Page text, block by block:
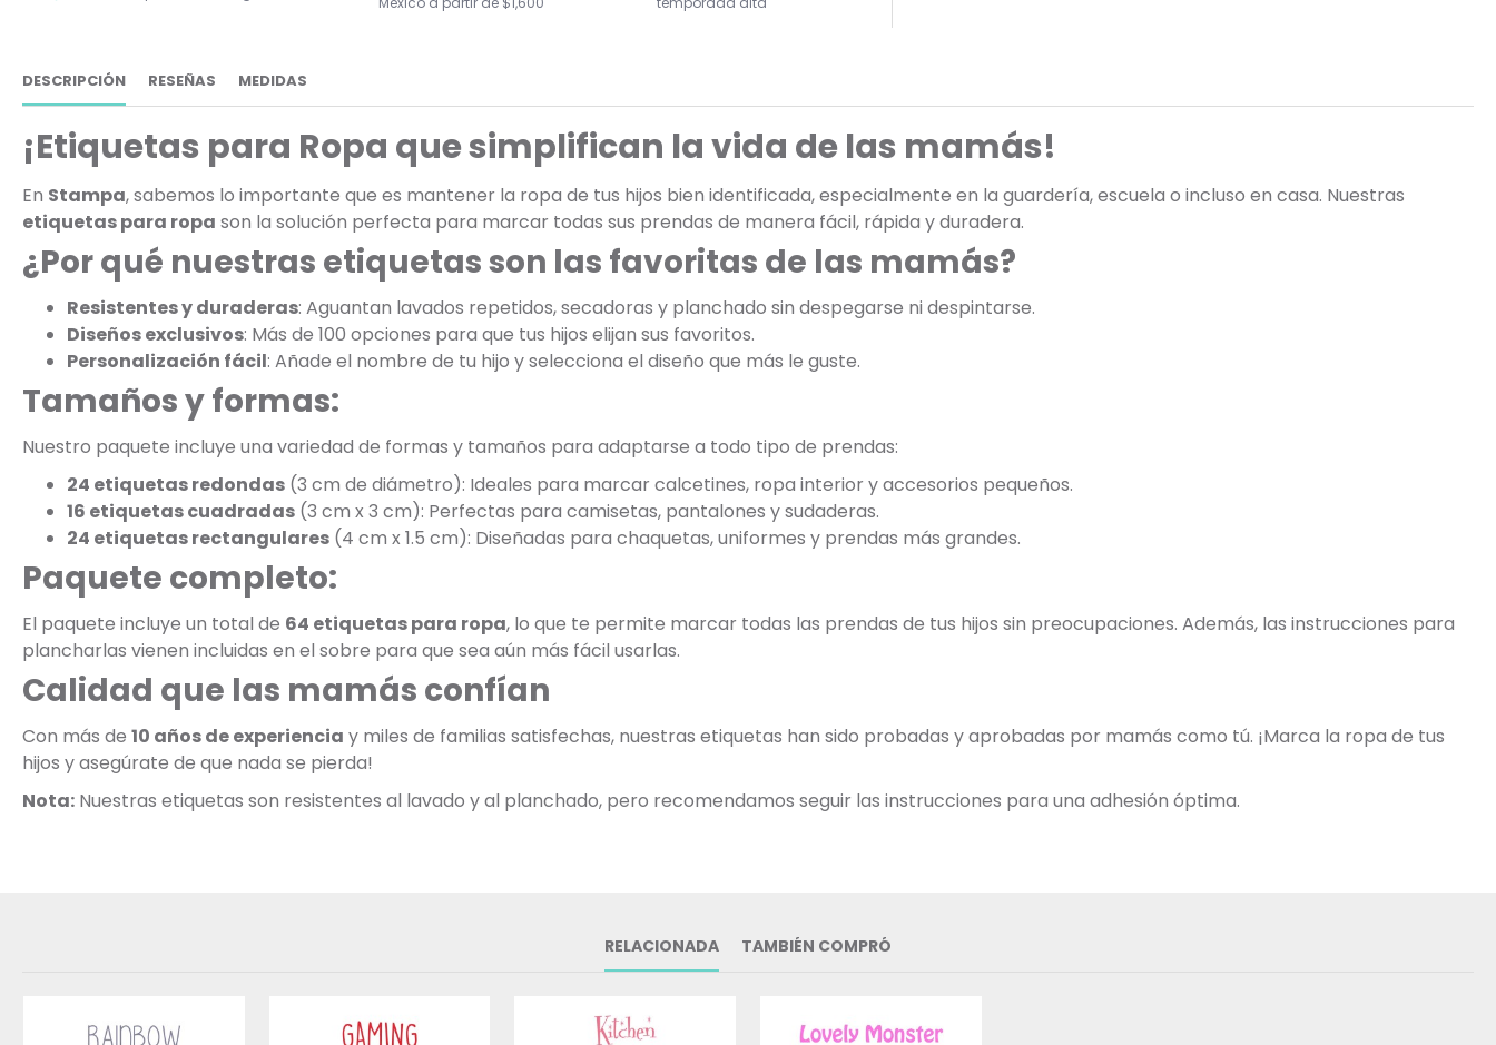
DESCRIPCIÓN RESEÑAS MEDIDAS
¡Etiquetas para Ropa que simplifican la vida de las mamás!
En Stampa, sabemos lo importante que es mantener la ropa de tus hijos bien identificada, especialmente en la guardería, escuela o incluso en casa. Nuestras
etiquetas para ropa son la solución perfecta para marcar todas sus prendas de manera fácil, rápida y duradera.
¿Por qué nuestras etiquetas son las favoritas de las mamás?
Resistentes y duraderas: Aguantan lavados repetidos, secadoras y planchado sin despegarse ni despintarse.
Diseños exclusivos: Más de 100 opciones para que tus hijos elijan sus favoritos.
Personalización fácil: Añade el nombre de tu hijo y selecciona el diseño que más le guste.
Tamaños y formas:
Nuestro paquete incluye una variedad de formas y tamaños para adaptarse a todo tipo de prendas:
24 etiquetas redondas (3 cm de diámetro): Ideales para marcar calcetines, ropa interior y accesorios pequeños.
16 etiquetas cuadradas (3 cm x 3 cm): Perfectas para camisetas, pantalones y sudaderas.
24 etiquetas rectangulares (4 cm x 1.5 cm): Diseñadas para chaquetas, uniformes y prendas más grandes.
Paquete completo:
El paquete incluye un total de 64 etiquetas para ropa, lo que te permite marcar todas las prendas de tus hijos sin preocupaciones. Además, las instrucciones para
plancharlas vienen incluidas en el sobre para que sea aún más fácil usarlas.
Calidad que las mamás confían
Con más de 10 años de experiencia y miles de familias satisfechas, nuestras etiquetas han sido probadas y aprobadas por mamás como tú. ¡Marca la ropa de tus
hijos y asegúrate de que nada se pierda!
Nota: Nuestras etiquetas son resistentes al lavado y al planchado, pero recomendamos seguir las instrucciones para una adhesión óptima.
RELACIONADA TAMBIÉN COMPRÓ